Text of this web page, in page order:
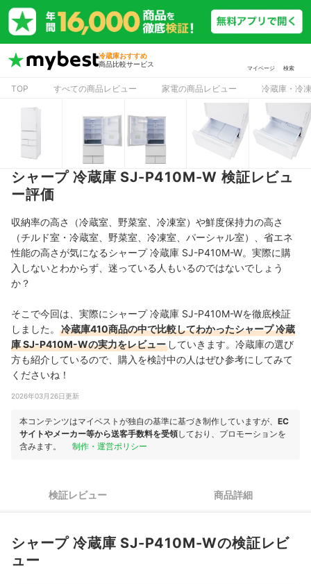
冷蔵庫おすすめ
商品比較サービス
マイページ 検索
TOP すべての商品レビュー 家電の商品レビュー 冷蔵庫・冷
シャープ 冷蔵庫 SJ-P410M-W 検証レビュ
ー評価
収納率の高さ（冷蔵室、野菜室、冷凍室）や鮮度保持力の高さ
（チルド室・冷蔵室、野菜室、冷凍室、パーシャル室）、省エネ
性能の高さが気になるシャープ 冷蔵庫 SJ-P410M-W。実際に購
入しないとわからず、迷っている人もいるのではないでしょう
か？
そこで今回は、実際にシャープ 冷蔵庫 SJ-P410M-Wを徹底検証
しました。
冷蔵庫410商品の中で比較してわかったシャープ 冷蔵
庫 SJ-P410M-Wの実力をレビュー していきます。冷蔵庫の選び
方も紹介しているので、購入を検討中の人はぜひ参考にしてみて
くださいね！
2026年03月26日更新
本コンテンツはマイベストが独自の基準に基づき制作していますが、 EC
サイトやメーカー等から送客手数料を受領しており、プロモーションを
含みます。
制作・運営ポリシー
検証レビュー 商品詳細
シャープ 冷蔵庫 SJ-P410M-Wの検証レビ
ュー